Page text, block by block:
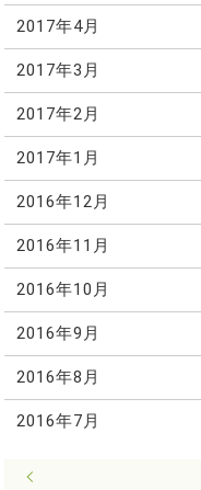
2017年4月
2017年3月
2017年2月
2017年1月
2016年12月
2016年11月
2016年10月
2016年9月
2016年8月
2016年7月